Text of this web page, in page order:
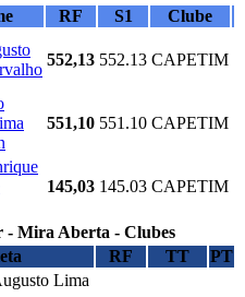
RF S1
Clube
552,13 552.13 CAPETIM
551,10 551.10 CAPETIM
145,03 145.03 CAPETIM
Mira Aberta - Clubes
RF TT
PT
Lima